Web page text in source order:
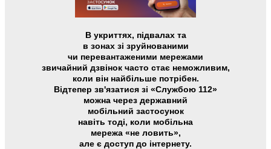
В укриттях, підвалах та
в зонах зі зруйнованими
чи перевантаженими мережами
звичайний дзвінок часто стає неможливим,
коли він найбільше потрібен.
Відтепер зв'язатися зі «Службою 112»
можна через державний
мобільний застосунок
навіть тоді, коли мобільна
мережа «не ловить»,
але є доступ до інтернету.